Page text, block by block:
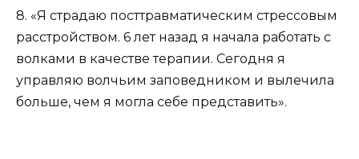
8. «Я страдаю посттравматическим стрессовым
расстройством. 6 лет назад я начала работать с
волками в качестве терапии. Сегодня я
управляю волчьим заповедником и вылечила
больше, чем я могла себе представить».